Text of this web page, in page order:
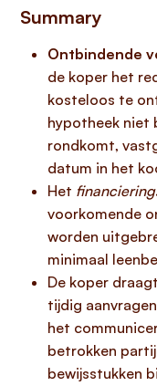
Summary
Ontbindende
de koper het
kosteloos te
hypotheek niet
rondkomt,
datum in het
Het
voorkomende
worden
minimaal
De koper
tijdig
het
betrokken
bewijsstukken